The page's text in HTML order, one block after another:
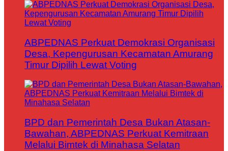
ABPEDNAS Perkuat Demokrasi Organisasi
Desa, Kepengurusan Kecamatan Amurang
Timur Dipilih Lewat Voting
BPD dan Pemerintah Desa Bukan Atasan-
Bawahan, ABPEDNAS Perkuat Kemitraan
Melalui Bimtek di Minahasa Selatan